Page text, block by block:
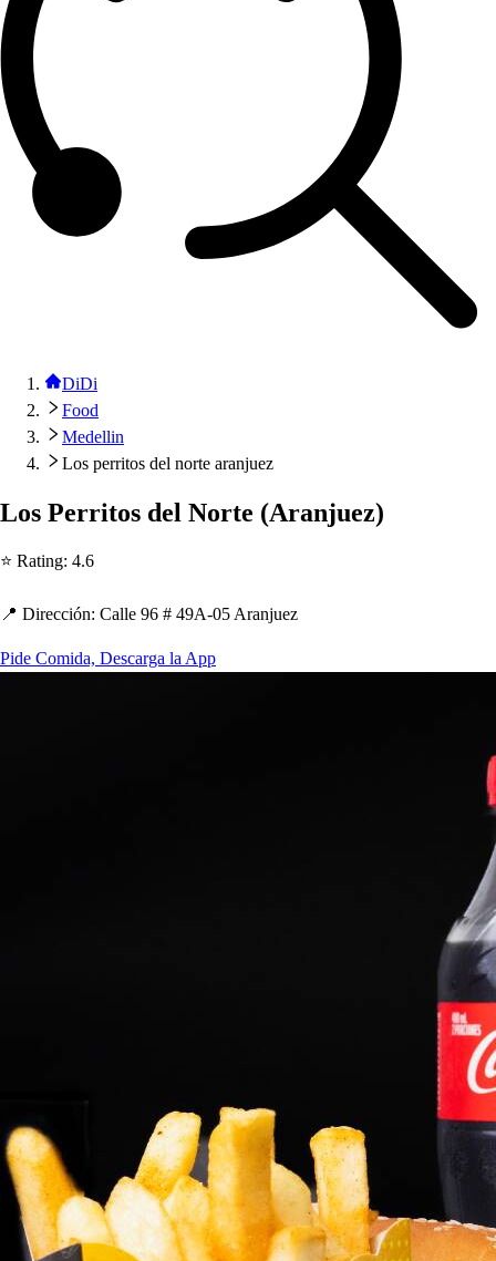
DiDi
Food
Medellin
Los perritos del norte aranjuez
Los Perritos del Norte (Aranjuez)
⭐ Rating: 4.6
📍 Dirección: Calle 96 # 49A-05 Aranjuez
Pide Comida, Descarga la App